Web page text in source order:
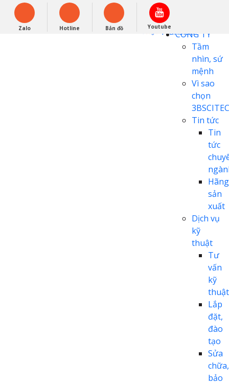
Powered by
Translate
English
0948279988
CÔNG TY
Tầm
nhìn, sứ
mệnh
Vì sao
chọn
Tin tức
Tin
tức
Hãng
sản
xuất
Dịch vụ
kỹ
thuật
Tư
vấn
kỹ
thuật
Lắp
đặt,
đào
tạo
Sửa
chữa,
bảo
Zalo Hotline Bản đồ Youtube